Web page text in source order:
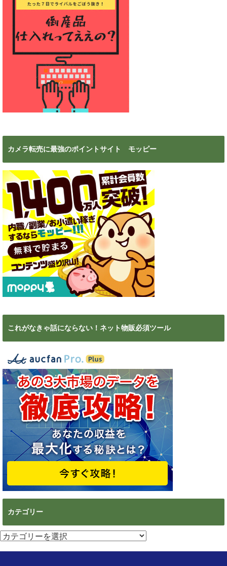
カメラ転売に最強のポイントサイト モッピー
これがなきゃ話にならない！ネット物販必須ツール
カテゴリー
カ